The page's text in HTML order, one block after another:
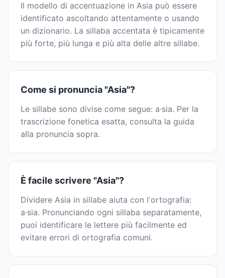
Il modello di accentuazione in Asia può essere
identificato ascoltando attentamente o usando
un dizionario. La sillaba accentata è tipicamente
più forte, più lunga e più alta delle altre sillabe.
Come si pronuncia "Asia"?
Le sillabe sono divise come segue: a·sia. Per la
trascrizione fonetica esatta, consulta la guida
alla pronuncia sopra.
È facile scrivere "Asia"?
Dividere Asia in sillabe aiuta con l'ortografia:
a·sia. Pronunciando ogni sillaba separatamente,
puoi identificare le lettere più facilmente ed
evitare errori di ortografia comuni.